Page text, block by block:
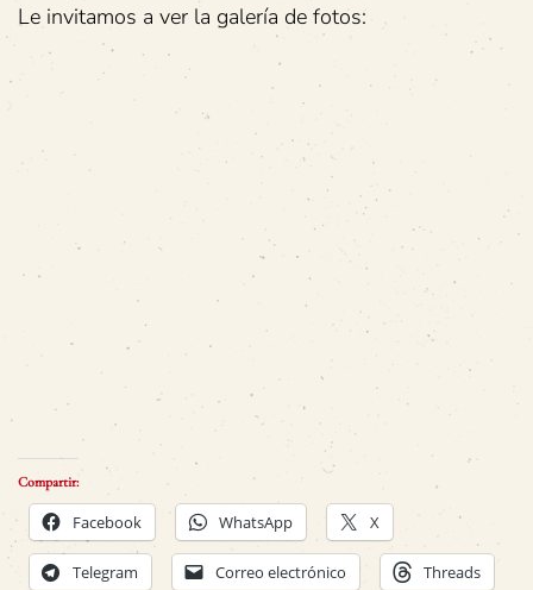
Le invitamos a ver la galería de fotos:
Compartir:
Facebook WhatsApp X
Telegram Correo electrónico Threads